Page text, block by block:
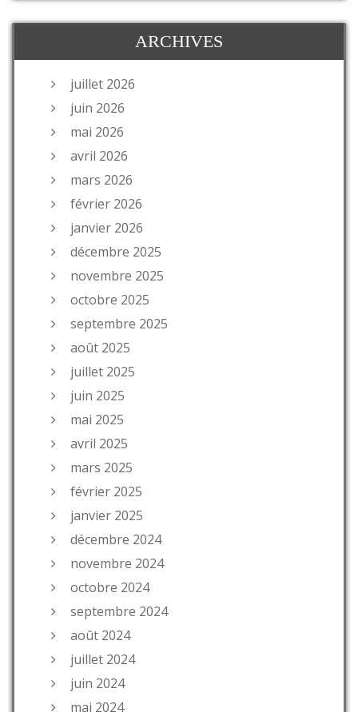
ARCHIVES
juillet 2026
juin 2026
mai 2026
avril 2026
mars 2026
février 2026
janvier 2026
décembre 2025
novembre 2025
octobre 2025
septembre 2025
août 2025
juillet 2025
juin 2025
mai 2025
avril 2025
mars 2025
février 2025
janvier 2025
décembre 2024
novembre 2024
octobre 2024
septembre 2024
août 2024
juillet 2024
juin 2024
mai 2024